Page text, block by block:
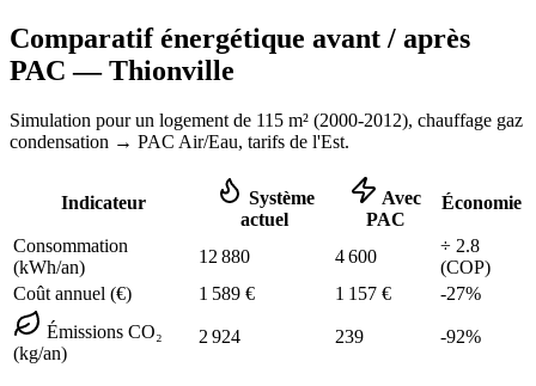
Comparatif énergétique avant / après
PAC —Thionville
Simulation pour un logement de 115 m² (2000-2012), chauffage gaz
condensation → PAC Air/Eau, tarifs de l'Est.
Indicateur
Système
actuel
Avec
PAC
Économie
Consommation
(kWh/an)
12 880 4 600
÷ 2.8
(COP)
Coût annuel (€)
1 589 € 1 157 € -27%
Émissions CO₂
(kg/an)
2 924 239 -92%